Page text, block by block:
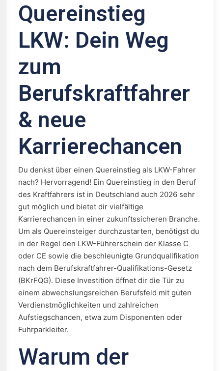
Quereinstieg
LKW: Dein Weg
zum
Berufskraftfahrer
& neue
Karrierechancen
Du denkst über einen Quereinstieg als LKW-Fahrer
nach? Hervorragend! Ein Quereinstieg in den Beruf
des Kraftfahrers ist in Deutschland auch 2026 sehr
gut möglich und bietet dir vielfältige
Karrierechancen in einer zukunftssicheren Branche.
Um als Quereinsteiger durchzustarten, benötigst du
in der Regel den LKW-Führerschein der Klasse C
oder CE sowie die beschleunigte Grundqualifikation
nach dem Berufskraftfahrer-Qualifikations-Gesetz
(BKrFQG). Diese Investition öffnet dir die Tür zu
einem abwechslungsreichen Berufsfeld mit guten
Verdienstmöglichkeiten und zahlreichen
Aufstiegschancen, etwa zum Disponenten oder
Fuhrparkleiter.
Warum der